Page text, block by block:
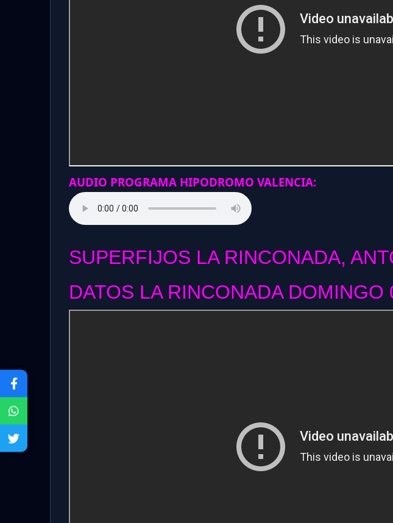
AUDIO PROGRAMA HIPODROMO VALENCIA:
SUPERFIJOS LA RINCONADA,
DATOS LA RINCONADA DOMINGO